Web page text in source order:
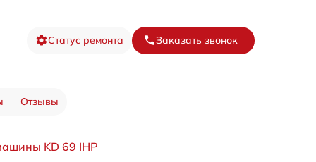
Статус ремонта Заказать звонок
Отзывы
KD 69 IHP